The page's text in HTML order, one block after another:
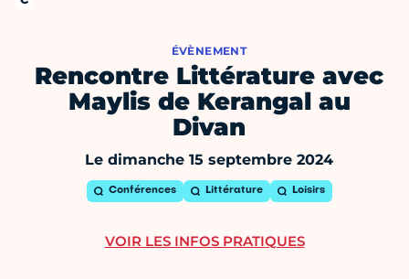
ÉVÈNEMENT
Rencontre Littérature avec
Maylis de Kerangal au
Divan
Le dimanche 15 septembre 2024
Conférences Littérature Loisirs
VOIR LES INFOS PRATIQUES